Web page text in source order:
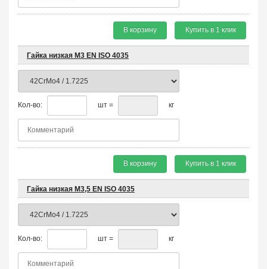
В корзину Купить в 1 клик
Гайка низкая М3 EN ISO 4035
Кол-во: шт = кг
В корзину Купить в 1 клик
Гайка низкая М3,5 EN ISO 4035
Кол-во: шт = кг